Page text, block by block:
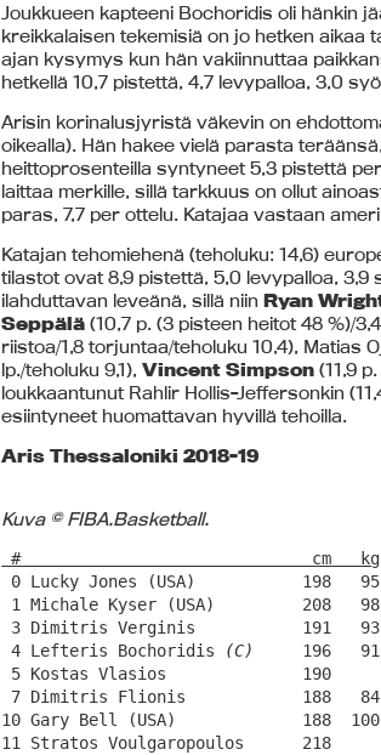
Joukkueen kapteeni Bochoridis oli hänkin
kreikkalaisen tekemisiä on jo hetken aikaa
ajan kysymys kun hän vakiinnuttaa
hetkellä 10,7 pistettä, 4,7 levypalloa, 3,0
Arisin korinalusjyristä väkevin on
oikealla). Hän hakee vielä parasta
heittoprosenteilla syntyneet 5,3 pistettä
laittaa merkille, sillä tarkkuus on ollut
paras, 7,7 per ottelu. Katajaa vastaan
Katajan tehomiehenä (teholuku: 14,6)
tilastot ovat 8,9 pistettä, 5,0 levypalloa,
ilahduttavan leveänä, sillä niinRyan
Seppälä (10,7 p. (3 pisteen heitot 48 %)/
riistoa/1,8 torjuntaa/teholuku 10,4), Matias
lp./teholuku 9,1),Vincent Simpson (11,9
loukkaantunut Rahlir Hollis-Jeffersonkin
esiintyneet huomattavan hyvillä tehoilla.
Aris Thessaloniki 2018-19
Kuva © FIBA.Basketball.
#                              cm   kg
0 Lucky Jones (USA)           198
1 Michale Kyser (USA)         208
3 Dimitris Verginis           191   93
4 Lefteris Bochoridis
(C)
196
5 Kostas Vlasios              190
7 Dimitris Flionis            188
10 Gary Bell (USA)             188
11 Stratos Voulgaropoulos      218